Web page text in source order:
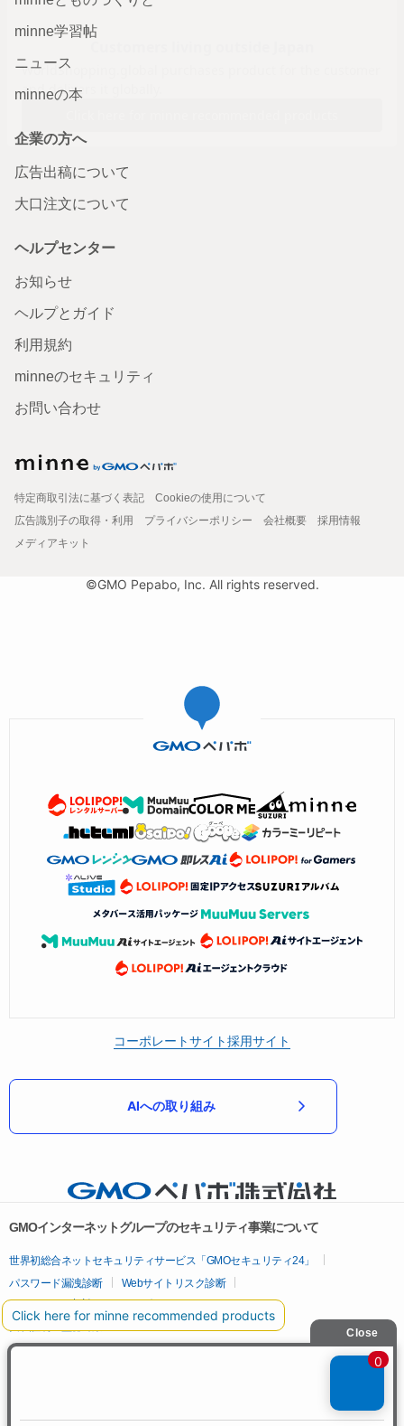
minne学習帖
ニュース
minneの本
企業の方へ
広告出稿について
大口注文について
ヘルプセンター
お知らせ
ヘルプとガイド
利用規約
minneのセキュリティ
お問い合わせ
特定商取引法に基づく表記
Cookieの使用について
広告識別子の取得・利用
プライバシーポリシー 会社概要
採用情報
メディアキット
©GMO Pepabo, Inc. All rights reserved.
コーポレートサイト採用サイト
AIへの取り組み
GMOインターネットグループのセキュリティ事業について
世界初総合ネットセキュリティサービス「GMOセキュリティ24」
パスワード漏洩診断
Webサイトリスク診断
セキュリティ相談AIチャットボット
実在証明・盗聴対策
サイバー攻撃対策（GMOサイバーセキュリティ byイエラエ）